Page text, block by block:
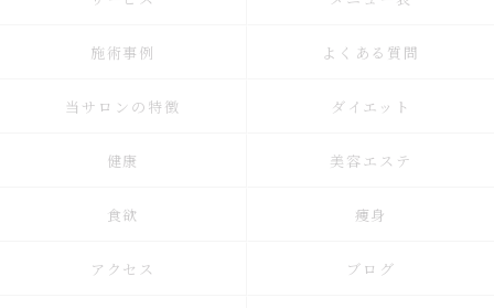
施術事例 よくある質問
当サロンの特徴 ダイエット
健康 美容エステ
食欲 痩身
アクセス ブログ